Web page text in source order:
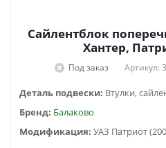
Сайлентблок
Хантер,
Под заказ Артикул:
Деталь подвески: Втулки,
Бренд: Балаково
Модификация: